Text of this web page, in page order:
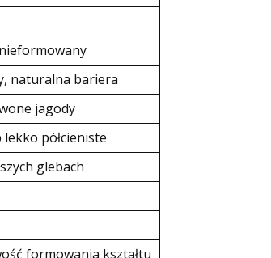
naturalna bariera
jagody
lekko półcieniste
glebach
formowania kształtu